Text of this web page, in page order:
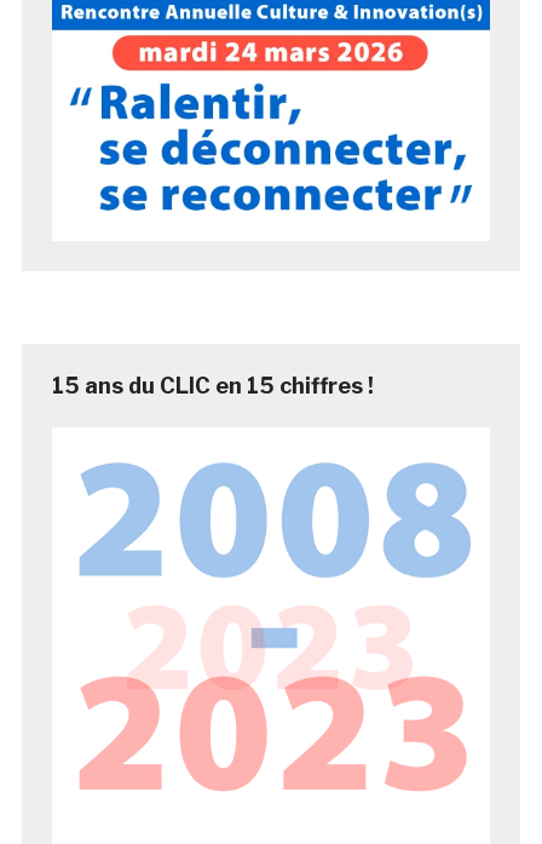
15 ans du CLIC en 15 chiffres !